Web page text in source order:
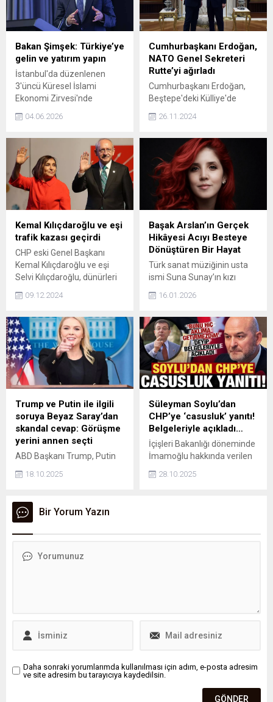
Bakan Şimşek: Türkiye’ye
gelin ve yatırım yapın
İstanbul'da düzenlenen
3'üncü Küresel İslami
Ekonomi Zirvesi'nde
konuşan Hazine ve Maliye
Bakanı Mehmet Şimşek,
girişimcileri, sermayeyi ve
doğrudan yabancı yatırımı
çekmeye çalışıyoruz. Bugün
Sayın Cumhurbaşkanı
tarafından onaylandı.
Parlamentonun onayından
zaten geçmişti. Eğer bir
üreticiyseniz ve Türkiye'de
opere ediyorsanız kurumlar
verginiz 12,5'e indirildi. Bu,
en rekabetçi kurumlar
vergisi oranlarından...
04.06.2026
Cumhurbaşkanı Erdoğan,
NATO Genel Sekreteri
Rutte’yi ağırladı
Cumhurbaşkanı Erdoğan,
Beştepe'deki Külliye'de
NATO Genel Sekreteri Mark
Rutte'yi ağırladı. Kritik
savaşının yanı sıra
Filistin'deki katliamın
sonlandırılması için
yapılabilecekler, terörle
mücadelede atılması
gereken ortak adımlar
görüşüldü.
26.11.2024
Kemal Kılıçdaroğlu ve eşi
trafik kazası geçirdi
CHP eski Genel Başkanı
Kemal Kılıçdaroğlu ve eşi
Selvi Kılıçdaroğlu, dünürleri
katılmak için Antalya'ya
trafik kazası geçirdi.
09.12.2024
Başak Arslan’ın Gerçek
Hikâyesi Acıyı Besteye
Dönüştüren Bir Hayat
Türk sanat müziğinin usta
ismi Suna Sunay’ın kızı
büyüyen Başak Arslan,
dönüştürerek kendi yolunu
çizen güçlü bir kadın sanatçı
olarak dikkat çekiyor. 05
Eylül 1981 tarihinde
İstanbul’da dünyaya gelen
Başak Arslan, çocukluğunu
film setlerinde, sahne
kulislerinde ve dönemin
önemli sanatçılarının
arasında geçirdi. Sanatla iç...
16.01.2026
Trump ve Putin ile ilgili
soruya Beyaz Saray’dan
skandal cevap: Görüşme
yerini annen seçti
ABD Başkanı Trump, Putin
yapacağını duyurmuştu.
seçtiğini soran gazeteciye,
Beyaz Saray Basın Sekreteri
imza attı.
18.10.2025
Süleyman Soylu’dan
CHP’ye ‘casusluk’ yanıtı!
Belgeleriyle açıkladı…
İçişleri Bakanlığı döneminde
İmamoğlu hakkında verilen
CHP'ye, Soylu'dan yanıt
28.10.2025
Bir Yorum Yazın
Daha sonraki yorumlarımda kullanılması için adım, e-posta adresim
ve site adresim bu tarayıcıya kaydedilsin.